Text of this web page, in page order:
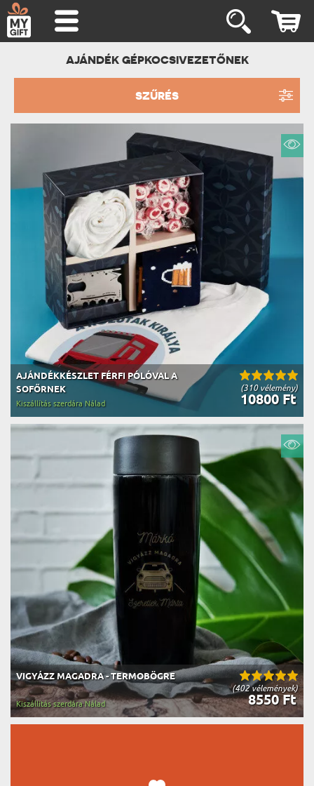
AJÁNDÉK GÉPKOCSIVEZETŐNEK
SZŰRÉS
(310 vélemény)
AJÁNDÉKKÉSZLET FÉRFI PÓLÓVAL A
SOFŐRNEK
10800 Ft
Kiszállítás szerdára Nálad
(402 vélemények)
VIGYÁZZ MAGADRA - TERMOBÖGRE
8550 Ft
Kiszállítás szerdára Nálad